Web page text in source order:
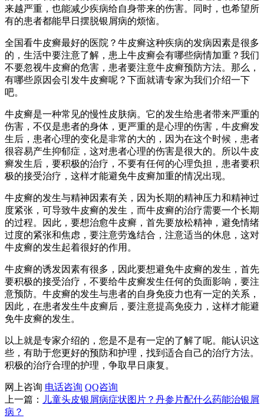
来越严重，也能减少疾病给自身带来的伤害。同时，也希望所
有的患者都能早日摆脱银屑病的烦恼。
全国看牛皮癣最好的医院？牛皮癣这种疾病的发病因素是很多
的，生活中要注意了解，患上牛皮癣会有哪些病情加重？我们
不要忽视牛皮癣的危害，患者要注意牛皮癣预防方法。那么，
有哪些原因会引发牛皮癣呢？下面就请专家为我们介绍一下
吧。
牛皮癣是一种常见的慢性皮肤病。它的发生给患者带来严重的
伤害，不仅是患者的身体，更严重的是心理的伤害，牛皮癣发
生后，患者心理的变化是非常的大的，因为在这个时候，患者
很容易产生抑郁症，这对患者心理的伤害是很大的。所以牛皮
癣发生后，要积极的治疗，不要有任何的心理负担，患者要积
极的接受治疗，这样才能避免牛皮癣加重的情况出现。
牛皮癣的发生与精神因素有关，因为长期的精神压力和精神过
度紧张，可导致牛皮癣的发生，而牛皮癣的治疗需要一个长期
的过程。因此，要想治愈牛皮癣，首先要放松精神，避免情绪
过度的紧张和焦虑，要注意劳逸结合，注意适当的休息，这对
牛皮癣的发生起着很好的作用。
牛皮癣的诱发因素有很多，因此要想避免牛皮癣的发生，首先
要积极的接受治疗，不要给牛皮癣发生任何的负面影响，要注
意预防。牛皮癣的发生与患者的自身免疫力也有一定的关系，
因此，在患者发生牛皮癣后，要注意提高免疫力，这样才能避
免牛皮癣的发生。
以上就是专家介绍的，您是不是有一定的了解了呢。能认识这
些，有助于您更好的预防和护理，找到适合自己的治疗方法。
积极的治疗合理的护理，争取早日康复。
网上咨询 电话咨询 QQ咨询
上一篇：
儿童头皮银屑病症状图片？丹参片配什么药能治银屑
病？